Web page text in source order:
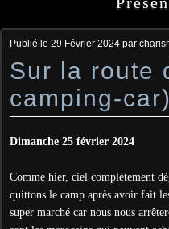
Publié le 29 Février 2024 par
Sur la route
camping-car)
Dimanche 25 février 2024
Comme hier, ciel complètement
quittons le camp après avoir fait
super marché car nous nous